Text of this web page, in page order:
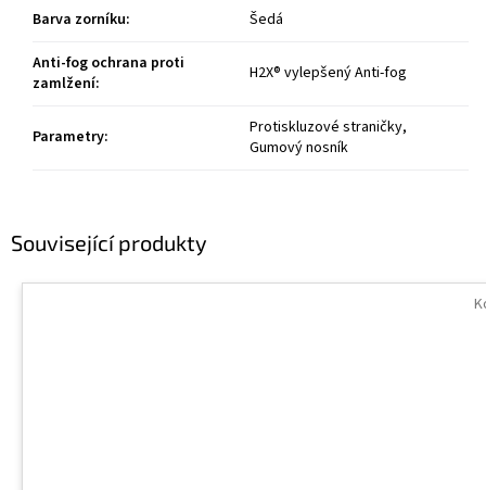
Související produkty
Barva zorníku:
Šedá
Anti-fog ochrana proti
zamlžení: H2X® vylepšený Anti-fog
Parametry:
Protiskluzové straničky,
Gumový nosník